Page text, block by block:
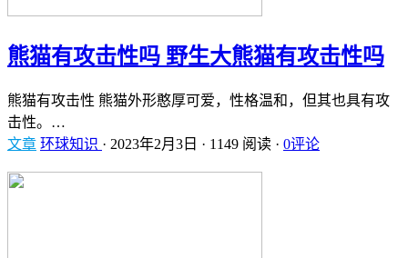
熊猫有攻击性吗 野生大熊猫有攻击性吗
熊猫有攻击性 熊猫外形憨厚可爱，性格温和，但其也具有攻
击性。…
文章 环球知识 · 2023年2月3日 · 1149 阅读 · 0评论